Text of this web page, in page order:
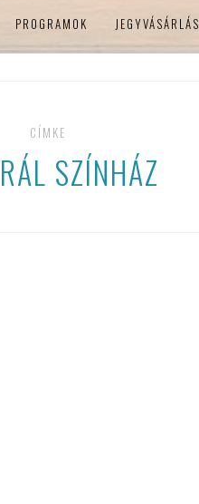
PROGRAMOK JEGYVÁSÁRLÁS
CÍMKE
SZÍNHÁZ